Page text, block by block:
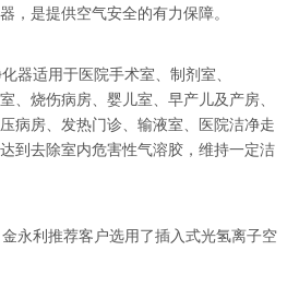
，是提供空气安全的有力保障。
器适用于医院手术室、制剂室、
、烧伤病房、婴儿室、早产儿及产房、
病房、发热门诊、输液室、医院洁净走
到去除室内危害性气溶胶，维持一定洁
永利推荐客户选用了插入式光氢离子空